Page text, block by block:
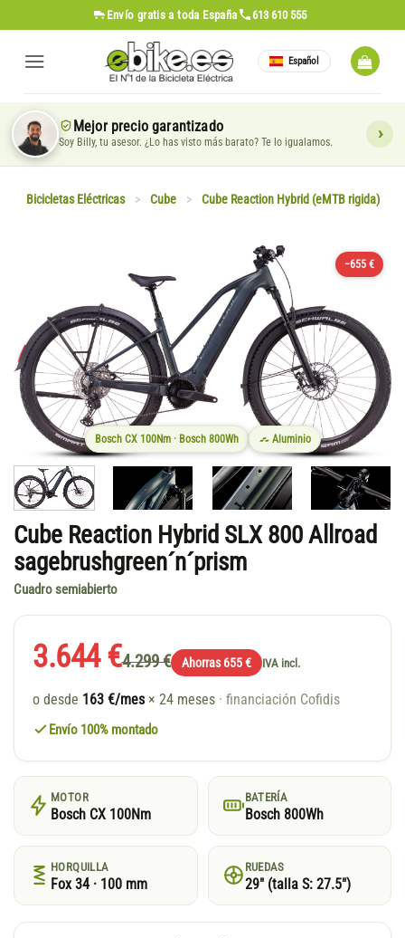
al
contenido
Envío gratis a toda España 613 610 555
Español
Mejor precio garantizado
Soy Billy, tu asesor. ¿Lo has visto más barato? Te lo igualamos.
Bicicletas Eléctricas > Cube > Cube Reaction Hybrid (eMTB rigida)
−655 €
Bosch CX 100Nm · Bosch 800Wh Aluminio
Cube Reaction Hybrid SLX 800 Allroad
sagebrushgreen´n´prism
Cuadro semiabierto
3.644 €4.299 € Ahorras 655 € IVA incl.
o desde 163 €/mes × 24 meses · financiación Cofidis
Envío 100% montado
MOTOR
Bosch CX 100Nm
BATERÍA
Bosch 800Wh
HORQUILLA
Fox 34 · 100 mm
RUEDAS
29″ (talla S: 27.5″)